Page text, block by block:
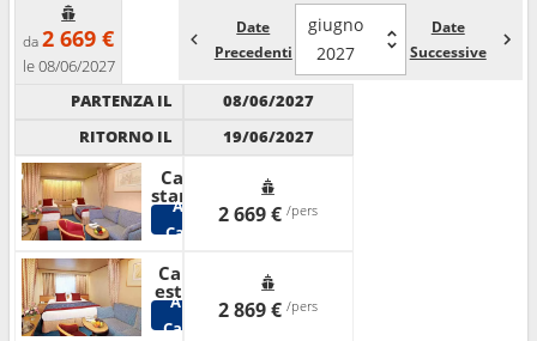
da2 669 €
le 08/06/2027
Date
Precedenti
giugno
2027
Date
Successive
PARTENZA IL
RITORNO IL
Cabina
standard
Altre
Cabine
Cabina
esterna
Altre
Cabine
08/06/2027
19/06/2027
2 669 € /pers
2 869 € /pers
Ricerca